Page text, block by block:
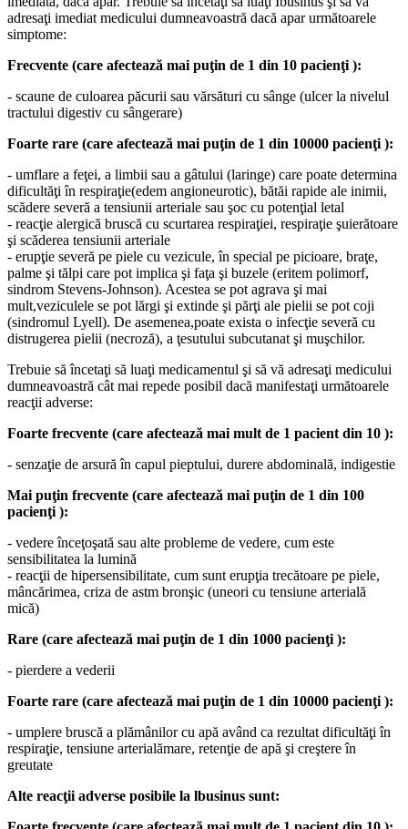
adresaţi imediat medicului dumneavoastră dacă apar următoarele
simptome:
Frecvente (care afectează mai puţin de 1 din 10 pacienţi ):
- scaune de culoarea păcurii sau vărsături cu sânge (ulcer la nivelul
tractului digestiv cu sângerare)
Foarte rare (care afectează mai puţin de 1 din 10000 pacienţi ):
- umflare a feţei, a limbii sau a gâtului (laringe) care poate determina
dificultăţi în respiraţie(edem angioneurotic), bătăi rapide ale inimii,
scădere severă a tensiunii arteriale sau şoc cu potenţial letal
- reacţie alergică bruscă cu scurtarea respiraţiei, respiraţie şuierătoare
şi scăderea tensiunii arteriale
- erupţie severă pe piele cu vezicule, în special pe picioare, braţe,
palme şi tălpi care pot implica şi faţa şi buzele (eritem polimorf,
sindrom Stevens-Johnson). Acestea se pot agrava şi mai
mult,veziculele se pot lărgi şi extinde şi părţi ale pielii se pot coji
(sindromul Lyell). De asemenea,poate exista o infecţie severă cu
distrugerea pielii (necroză), a ţesutului subcutanat şi muşchilor.
Trebuie să încetaţi să luaţi medicamentul şi să vă adresaţi medicului
dumneavoastră cât mai repede posibil dacă manifestaţi următoarele
reacţii adverse:
Foarte frecvente (care afectează mai mult de 1 pacient din 10 ):
- senzaţie de arsură în capul pieptului, durere abdominală, indigestie
Mai puţin frecvente (care afectează mai puţin de 1 din 100
pacienţi ):
- vedere înceţoşată sau alte probleme de vedere, cum este
sensibilitatea la lumină
- reacţii de hipersensibilitate, cum sunt erupţia trecătoare pe piele,
mâncărimea, criza de astm bronşic (uneori cu tensiune arterială
mică)
Rare (care afectează mai puţin de 1 din 1000 pacienţi ):
- pierdere a vederii
Foarte rare (care afectează mai puţin de 1 din 10000 pacienţi ):
- umplere bruscă a plămânilor cu apă având ca rezultat dificultăţi în
respiraţie, tensiune arterialămare, retenţie de apă şi creştere în
greutate
Alte reacţii adverse posibile la lbusinus sunt: